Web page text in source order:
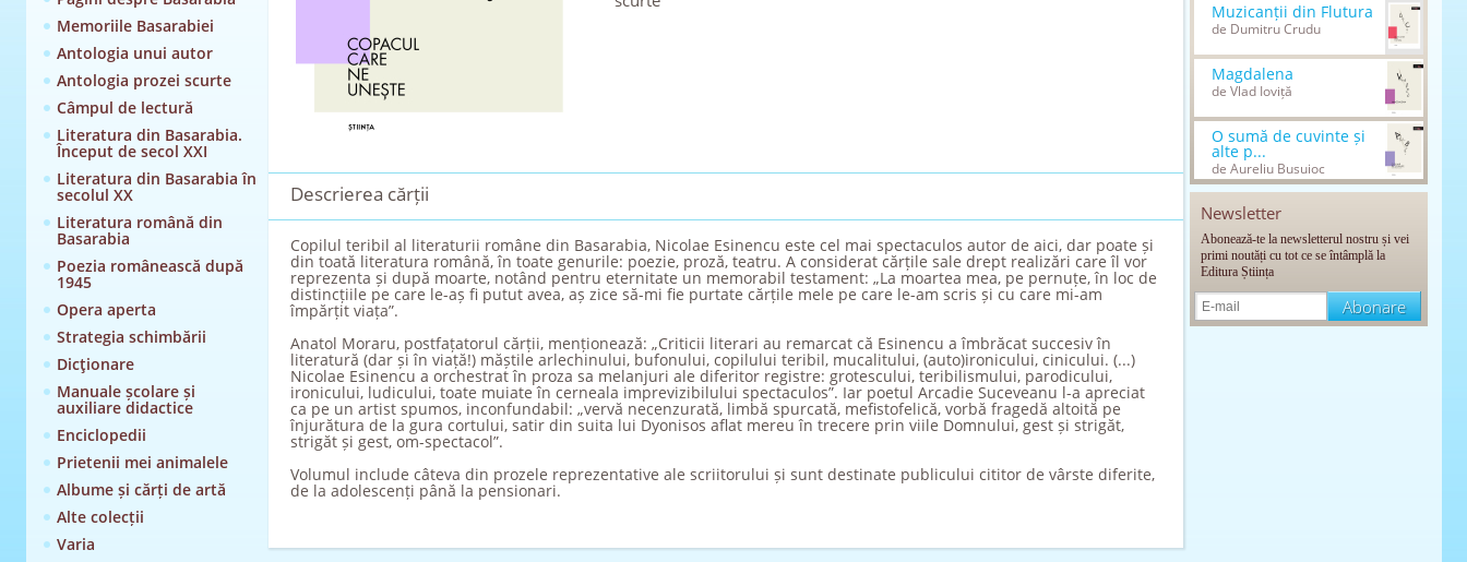
Memoriile Basarabiei
Antologia unui autor
Antologia prozei scurte
Câmpul de lectură
Literatura din Basarabia.
Început de secol XXI
Literatura din Basarabia în
secolul XX
Literatura română din
Basarabia
Poezia românească după
1945
Opera aperta
Strategia schimbării
Dicţionare
Manuale școlare și
auxiliare didactice
Enciclopedii
Prietenii mei animalele
Albume și cărți de artă
Alte colecții
Varia
Descrierea cărții
Copilul teribil al literaturii române din Basarabia, Nicolae Esinencu este cel mai spectaculos autor de aici, dar poate și
din toată literatura română, în toate genurile: poezie, proză, teatru. A considerat cărțile sale drept realizări care îl vor
reprezenta și după moarte, notând pentru eternitate un memorabil testament: „La moartea mea, pe pernuțe, în loc de
distincțiile pe care le-aș fi putut avea, aș zice să-mi fie purtate cărțile mele pe care le-am scris și cu care mi-am
împărțit viața”.
Anatol Moraru, postfațatorul cărții, menționează: „Criticii literari au remarcat că Esinencu a îmbrăcat succesiv în
literatură (dar și în viață!) măștile arlechinului, bufonului, copilului teribil, mucalitului, (auto)ironicului, cinicului. (...)
Nicolae Esinencu a orchestrat în proza sa melanjuri ale diferitor registre: grotescului, teribilismului, parodicului,
ironicului, ludicului, toate muiate în cerneala imprevizibilului spectaculos”. Iar poetul Arcadie Suceveanu l-a apreciat
ca pe un artist spumos, inconfundabil: „vervă necenzurată, limbă spurcată, mefistofelică, vorbă fragedă altoită pe
înjurătura de la gura cortului, satir din suita lui Dyonisos aflat mereu în trecere prin viile Domnului, gest și strigăt,
strigăt și gest, om-spectacol”.
Volumul include câteva din prozele reprezentative ale scriitorului și sunt destinate publicului cititor de vârste diferite,
de la adolescenți până la pensionari.
Muzicanții din Flutura
de Dumitru Crudu
Magdalena
de Vlad Ioviță
O sumă de cuvinte și
alte p...
de Aureliu Busuioc
Newsletter
Abonează-te la newsletterul nostru și vei
primi noutăți cu tot ce se întâmplă la
Editura Știința